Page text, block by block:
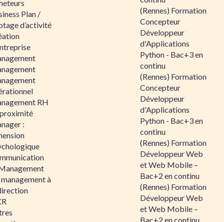
Plan /
d’activité
RH
:
à
(Rennes) Formation
Concepteur
Développeur
d'Applications
Python - Bac+3 en
continu
(Rennes) Formation
Concepteur
Développeur
d'Applications
Python - Bac+3 en
continu
(Rennes) Formation
Développeur Web
et Web Mobile –
Bac+2 en continu
(Rennes) Formation
Développeur Web
et Web Mobile –
Bac+2 en continu